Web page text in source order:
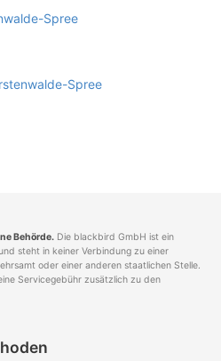
Spree
Spree
Behörde. Die blackbird GmbH ist ein
steht in keiner Verbindung zu einer
oder einer anderen staatlichen Stelle.
Servicegebühr zusätzlich zu den